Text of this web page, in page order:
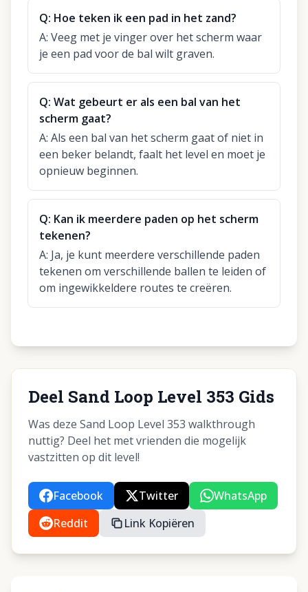
Q: Hoe teken ik een pad in het zand?
A: Veeg met je vinger over het scherm waar
je een pad voor de bal wilt graven.
Q: Wat gebeurt er als een bal van het
scherm gaat?
A: Als een bal van het scherm gaat of niet in
een beker belandt, faalt het level en moet je
opnieuw beginnen.
Q: Kan ik meerdere paden op het scherm
tekenen?
A: Ja, je kunt meerdere verschillende paden
tekenen om verschillende ballen te leiden of
om ingewikkeldere routes te creëren.
Deel Sand Loop Level 353 Gids
Was deze Sand Loop Level 353 walkthrough
nuttig? Deel het met vrienden die mogelijk
vastzitten op dit level!
Facebook Twitter
WhatsApp
Reddit
Link Kopiëren